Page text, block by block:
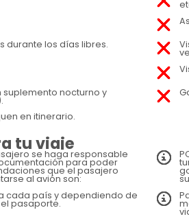
durante los días libres.
suplemento nocturno y
en itinerario.
tu viaje
se haga responsable
para poder
que el pasajero
al avión son:
cada país y dependiendo de
pasaporte.